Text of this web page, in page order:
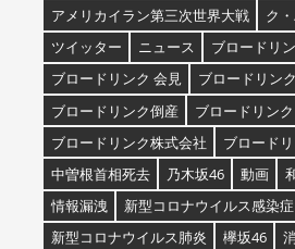
アメリカイラン第三次世界大戦
ク
ツイッター
ニュース
ブロードリ
ブロードリンク 会見
ブロードリン
ブロードリンク倒産
ブロードリン
ブロードリンク株式会社
ブロード
中曽根首相死去
乃木坂46 動画
情報漏洩
新型コロナウイルス感染症
新型コロナウイルス肺炎
欅坂46